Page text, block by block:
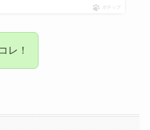
ポチップ
レ！